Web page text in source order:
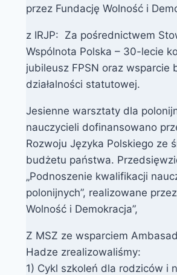
przez Fundację Wolność i
z IRJP: Za pośrednictwem
Wspólnota Polska – 30-lecie
jubileusz FPSN oraz wsparcie
działalności statutowej.
Jesienne warsztaty dla
nauczycieli dofinansowano
Rozwoju Języka Polskiego ze
budżetu państwa.
„Podnoszenie kwalifikacji
polonijnych”, realizowane
Wolność i Demokracja”,
Z MSZ ze wsparciem
Hadze zrealizowaliśmy:
1) Cykl szkoleń dla rodziców i